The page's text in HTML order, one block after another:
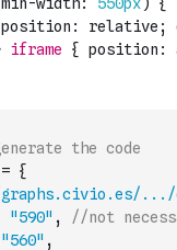
the code
= {
"590" ,
//not
"560" ,